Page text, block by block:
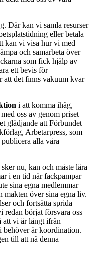
Där kan vi samla resurser
eller betala
kan vi visa hur vi med
och samarbeta över
som fick hjälp av
ett bevis för
att det finns vakuum kvar
i att komma ihåg,
oss av genom priset
glädjande att Förbundet
Arbetarpress, som
alla våra
nu, kan och måste lära
i en tid när fackpampar
sina egna medlemmar
makten över sina egna liv.
och fortsätta sprida
redan börjat försvara oss
att vi är långt ifrån
behöver är koordination.
till att nå denna